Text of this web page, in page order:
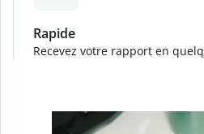
Rapide
Recevez votre rapport en